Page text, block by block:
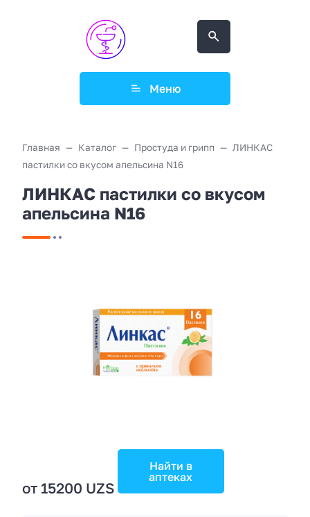
Меню
Главная Каталог Простуда и грипп
ЛИНКАС
пастилки со вкусом апельсина N16
ЛИНКАС пастилки со вкусом
апельсина N16
от 15200 UZS
Найти в
аптеках